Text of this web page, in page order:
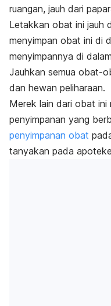
ruangan, jauh dari
Letakkan obat ini jauh
menyimpan obat ini di
menyimpannya di
Jauhkan semua obat-
dan hewan peliharaan.
Merek lain dari obat ini
penyimpanan yang
penyimpanan obat
tanyakan pada